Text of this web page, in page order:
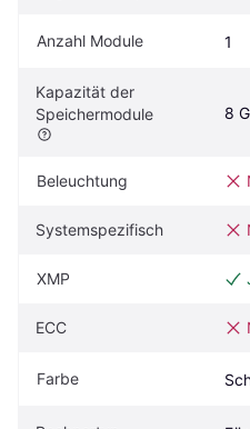
Anzahl Module 1
Kapazität der
Speichermodule
8
Beleuchtung
Systemspezifisch
XMP
ECC
Farbe